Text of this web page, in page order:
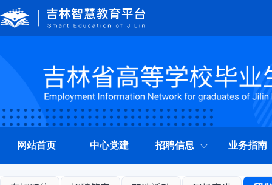
网站首页 中心党建 招聘信息 业务指南